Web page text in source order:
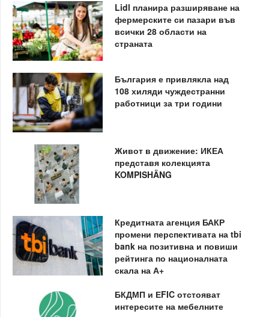
Lidl планира разширяване на
фермерските си пазари във
всички 28 области на
страната
България е привлякла над
108 хиляди чуждестранни
работници за три години
Живот в движение: ИКЕА
представя колекцията
KOMPISHÄNG
Кредитната агенция БАКР
промени перспективата на tbi
bank на позитивна и повиши
рейтинга по националната
скала на А+
БКДМП и ЕFIC отстояват
интересите на мебелните